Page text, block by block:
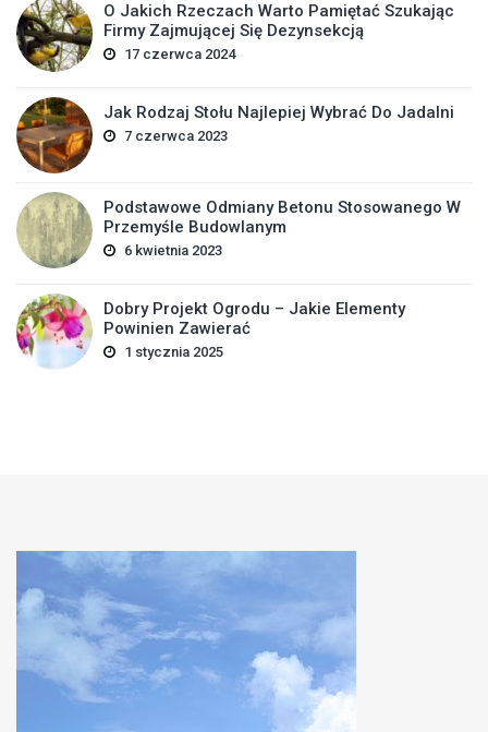
O Jakich Rzeczach Warto Pamiętać Szukając
Firmy Zajmującej Się Dezynsekcją
17 czerwca 2024
Jak Rodzaj Stołu Najlepiej Wybrać Do Jadalni
7 czerwca 2023
Podstawowe Odmiany Betonu Stosowanego W
Przemyśle Budowlanym
6 kwietnia 2023
Dobry Projekt Ogrodu – Jakie Elementy
Powinien Zawierać
1 stycznia 2025